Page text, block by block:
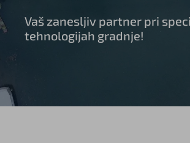
Vaš zanesljiv partner pri
tehnologijah gradnje!